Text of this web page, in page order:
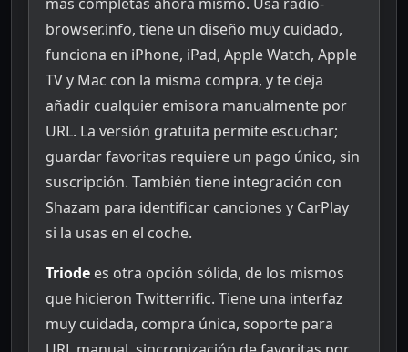
browser.info, tiene un diseño muy cuidado,
funciona en iPhone, iPad, Apple Watch, Apple
TV y Mac con la misma compra, y te deja
añadir cualquier emisora manualmente por
URL. La versión gratuita permite escuchar;
guardar favoritas requiere un pago único, sin
suscripción. También tiene integración con
Shazam para identificar canciones y CarPlay
si la usas en el coche.
Triode es otra opción sólida, de los mismos
que hicieron Twitterrific. Tiene una interfaz
muy cuidada, compra única, soporte para